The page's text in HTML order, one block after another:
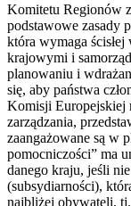
Komitetu Regionów
podstawowe zasady
która wymaga
krajowymi i
planowaniu i
się, aby państwa
Komisji Europejskiej
zarządzania,
zaangażowane są w
pomocniczości” ma
danego kraju, jeśli
(subsydiarności),
najbliżej obywateli,